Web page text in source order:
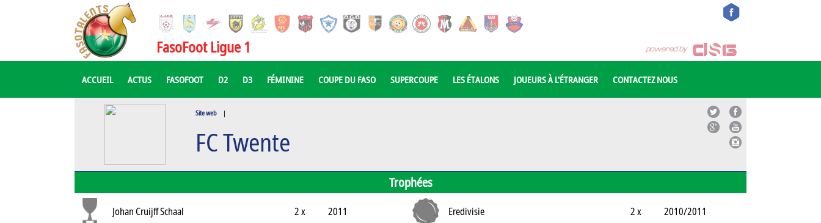
FasoFoot Ligue 1
ACCUEIL ACTUS FASOFOOT D2 D3 FÉMININE COUPE DU FASO SUPERCOUPE LES ÉTALONS JOUEURS À L'ÉTRANGER CONTACTEZ NOUS
Site web |
FC Twente
Trophées
Johan Cruijff Schaal 2 x 2011 Eredivisie 2 x 2010/2011